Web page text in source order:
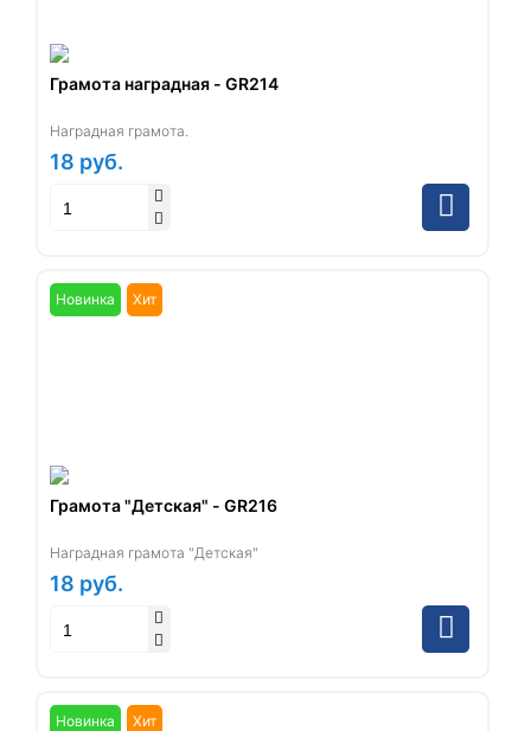
Грамота наградная - GR214
Наградная грамота.
18 руб.
Новинка Хит
Грамота "Детская" - GR216
Наградная грамота "Детская"
18 руб.
Новинка Хит